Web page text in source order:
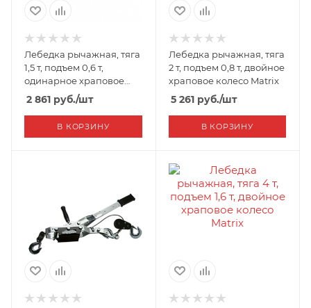
Лебедка рычажная, тяга
1,5 т, подъем 0,6 т,
одинарное храповое
колесо Sparta
2 861 руб./шт
В КОРЗИНУ
Лебедка рычажная, тяга
2 т, подъем 0,8 т, двойное
храповое колесо Matrix
5 261руб./шт
В КОРЗИНУ